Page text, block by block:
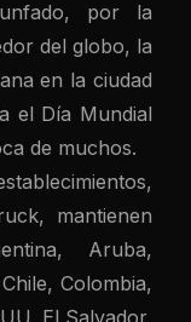
por la
del globo, la
en la ciudad
el Día Mundial
de muchos.
mantienen
Aruba,
Colombia,
El Salvador,